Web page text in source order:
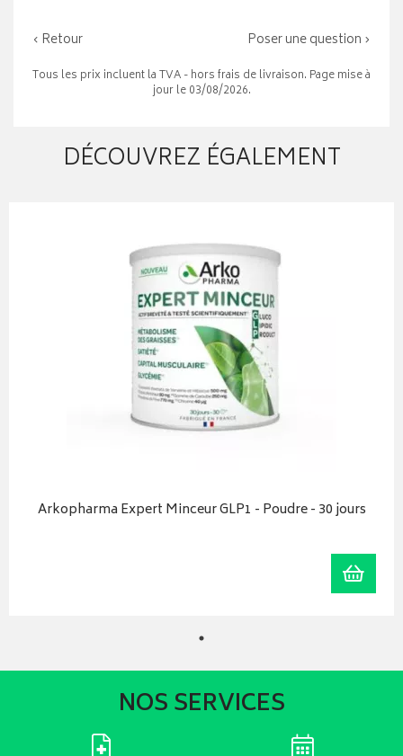
‹ Retour Poser une question ›
Tous les prix incluent la TVA - hors frais de livraison. Page mise à
jour le 03/08/2026.
DÉCOUVREZ ÉGALEMENT
Arkopharma Expert Minceur GLP1 - Poudre - 30 jours
NOS SERVICES